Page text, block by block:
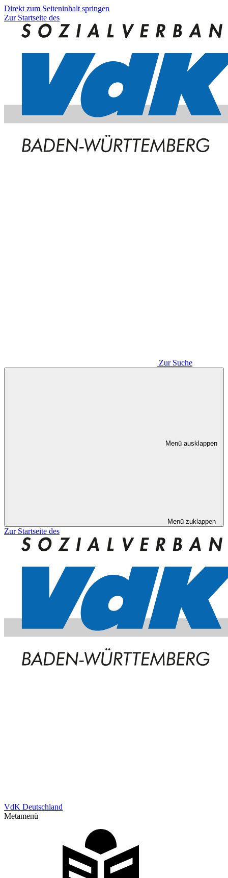
Direkt zum Seiteninhalt springen
Zur Startseite des
Zur Suche
Menü ausklappen
Menü zuklappen
Zur Startseite des
VdK Deutschland
Metamenü